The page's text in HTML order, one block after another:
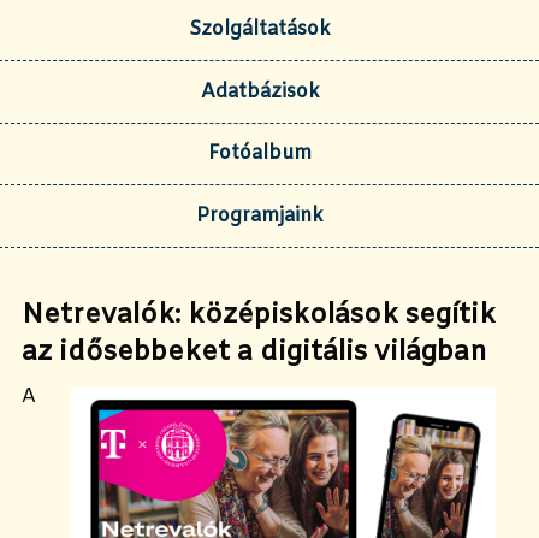
Szolgáltatások
Adatbázisok
Fotóalbum
Programjaink
Netrevalók: középiskolások segítik
az idősebbeket a digitális világban
A